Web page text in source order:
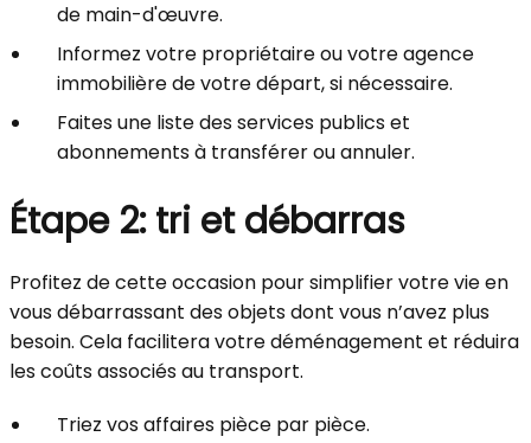
de main-d'œuvre.
Informez votre propriétaire ou votre agence
immobilière de votre départ, si nécessaire.
Faites une liste des services publics et
abonnements à transférer ou annuler.
Étape 2: tri et débarras
Profitez de cette occasion pour simplifier votre vie en
vous débarrassant des objets dont vous n’avez plus
besoin. Cela facilitera votre déménagement et réduira
les coûts associés au transport.
Triez vos affaires pièce par pièce.